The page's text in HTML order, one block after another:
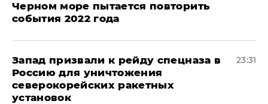
Черном море пытается повторить
события 2022 года
Запад призвали к рейду спецназа в
Россию для уничтожения
северокорейских ракетных
установок
23:31